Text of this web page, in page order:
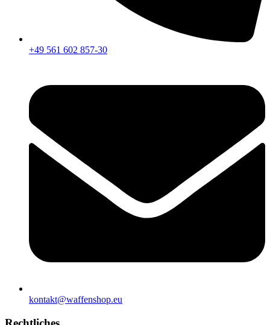
+49 561 602 857-30
kontakt@waffenshop.eu